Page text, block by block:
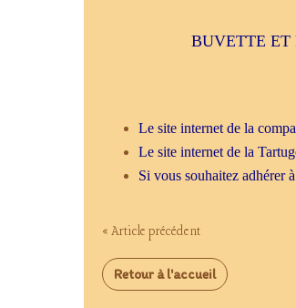
BUVETTE ET
Le site internet de la
Le site internet de la
Si vous souhaitez adhérer
« Article précédent
Retour à l'accueil